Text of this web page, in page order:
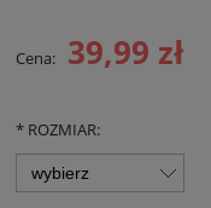
Cena: 39,99 zł
* ROZMIAR: